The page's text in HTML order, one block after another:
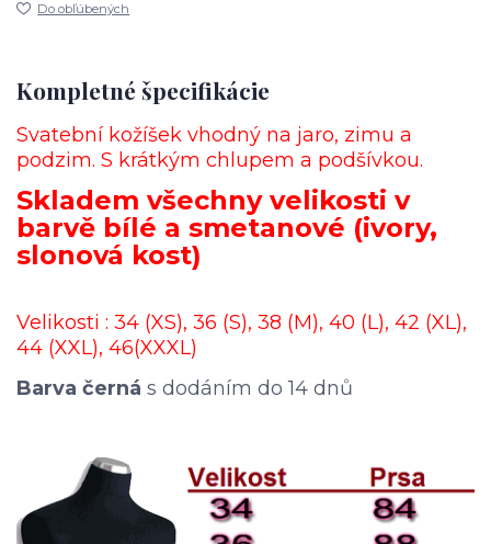
Do obľúbených
Kompletné špecifikácie
Svatební kožíšek vhodný na jaro, zimu a
podzim. S krátkým chlupem a podšívkou.
Skladem všechny velikosti v
barvě bílé a smetanové (ivory,
slonová kost)
Velikosti : 34 (XS), 36 (S), 38 (M), 40 (L), 42 (XL),
44 (XXL), 46(XXXL)
Barva černá s dodáním do 14 dnů